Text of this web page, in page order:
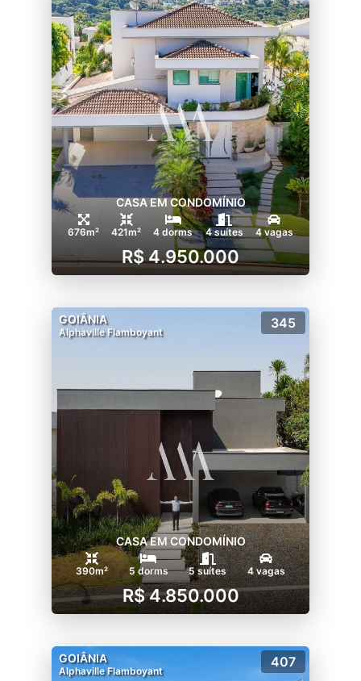
CASA EM CONDOMÍNIO
676m² 421m² 4 dorms 4 suítes 4 vagas
R$ 4.950.000
GOIÂNIA
Alphaville Flamboyant
345
CASA EM CONDOMÍNIO
390m² 5 dorms 5 suítes 4 vagas
R$ 4.850.000
GOIÂNIA
Alphaville Flamboyant
407